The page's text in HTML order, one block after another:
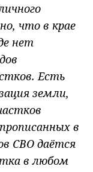
что в крае
нет
Есть
земли,
в
СВО даётся
в любом